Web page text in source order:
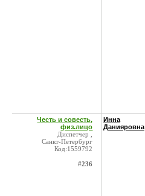
Честь и совесть,
физ.лицо
Диспетчер ,
Санкт-Петербург
Код:1559792
#236
Инна
Данияровна